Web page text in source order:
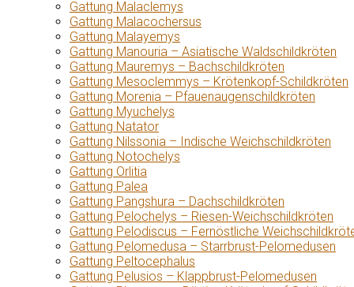
Gattung Malaclemys
Gattung Malacochersus
Gattung Malayemys
Gattung Manouria – Asiatische Waldschildkröten
Gattung Mauremys – Bachschildkröten
Gattung Mesoclemmys – Krötenkopf-Schildkröten
Gattung Morenia – Pfauenaugenschildkröten
Gattung Myuchelys
Gattung Natator
Gattung Nilssonia – Indische Weichschildkröten
Gattung Notochelys
Gattung Orlitia
Gattung Palea
Gattung Pangshura – Dachschildkröten
Gattung Pelochelys – Riesen-Weichschildkröten
Gattung Pelodiscus – Fernöstliche
Gattung Pelomedusa – Starrbrust-Pelomedusen
Gattung Peltocephalus
Gattung Pelusios – Klappbrust-Pelomedusen